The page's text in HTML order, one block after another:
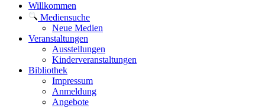
Willkommen
Mediensuche
Neue Medien
Veranstaltungen
Ausstellungen
Kinderveranstaltungen
Bibliothek
Impressum
Anmeldung
Angebote